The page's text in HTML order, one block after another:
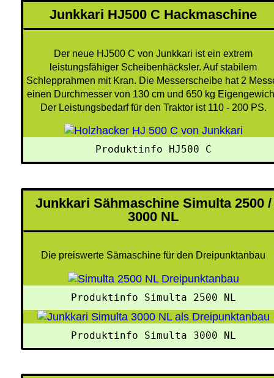
Junkkari HJ500 C Hackmaschine
Der neue HJ500 C von Junkkari ist ein extrem
leistungsfähiger Scheibenhäcksler. Auf stabilem
Schlepprahmen mit Kran. Die Messerscheibe hat 2
einen Durchmesser von 130 cm und 650 kg
Der Leistungsbedarf für den Traktor ist 110 - 200 PS.
Produktinfo HJ500 C
Junkkari Sähmaschine Simulta 2500 /
3000 NL
Die preiswerte Sämaschine für den Dreipunktanbau
Produktinfo Simulta 2500 NL
Produktinfo Simulta 3000 NL